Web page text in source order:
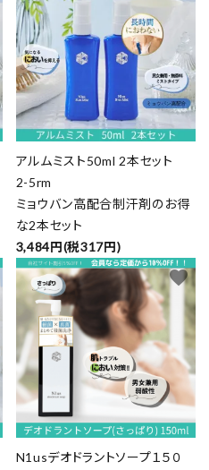
アルムミスト50ml 2本セット
2-5rm
ミョウバン高配合制汗剤のお得
な2本セット
3,484円(税317円)
N1usデオドラントソープ１５０
favorite